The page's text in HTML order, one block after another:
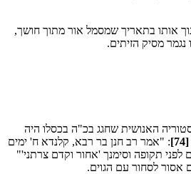
אותו בתאריך שמסמל אור מתוך חושך,
מסיק הזיתים.
האנושית שחגג בכ"ה בכסלו היה
[74]
: "אמר רב חנן בר רבא, קלנדא ח' ימים
תקופה וסימנך 'אחור וקדם צרתני'"
אסור לסחור עם הגוים.